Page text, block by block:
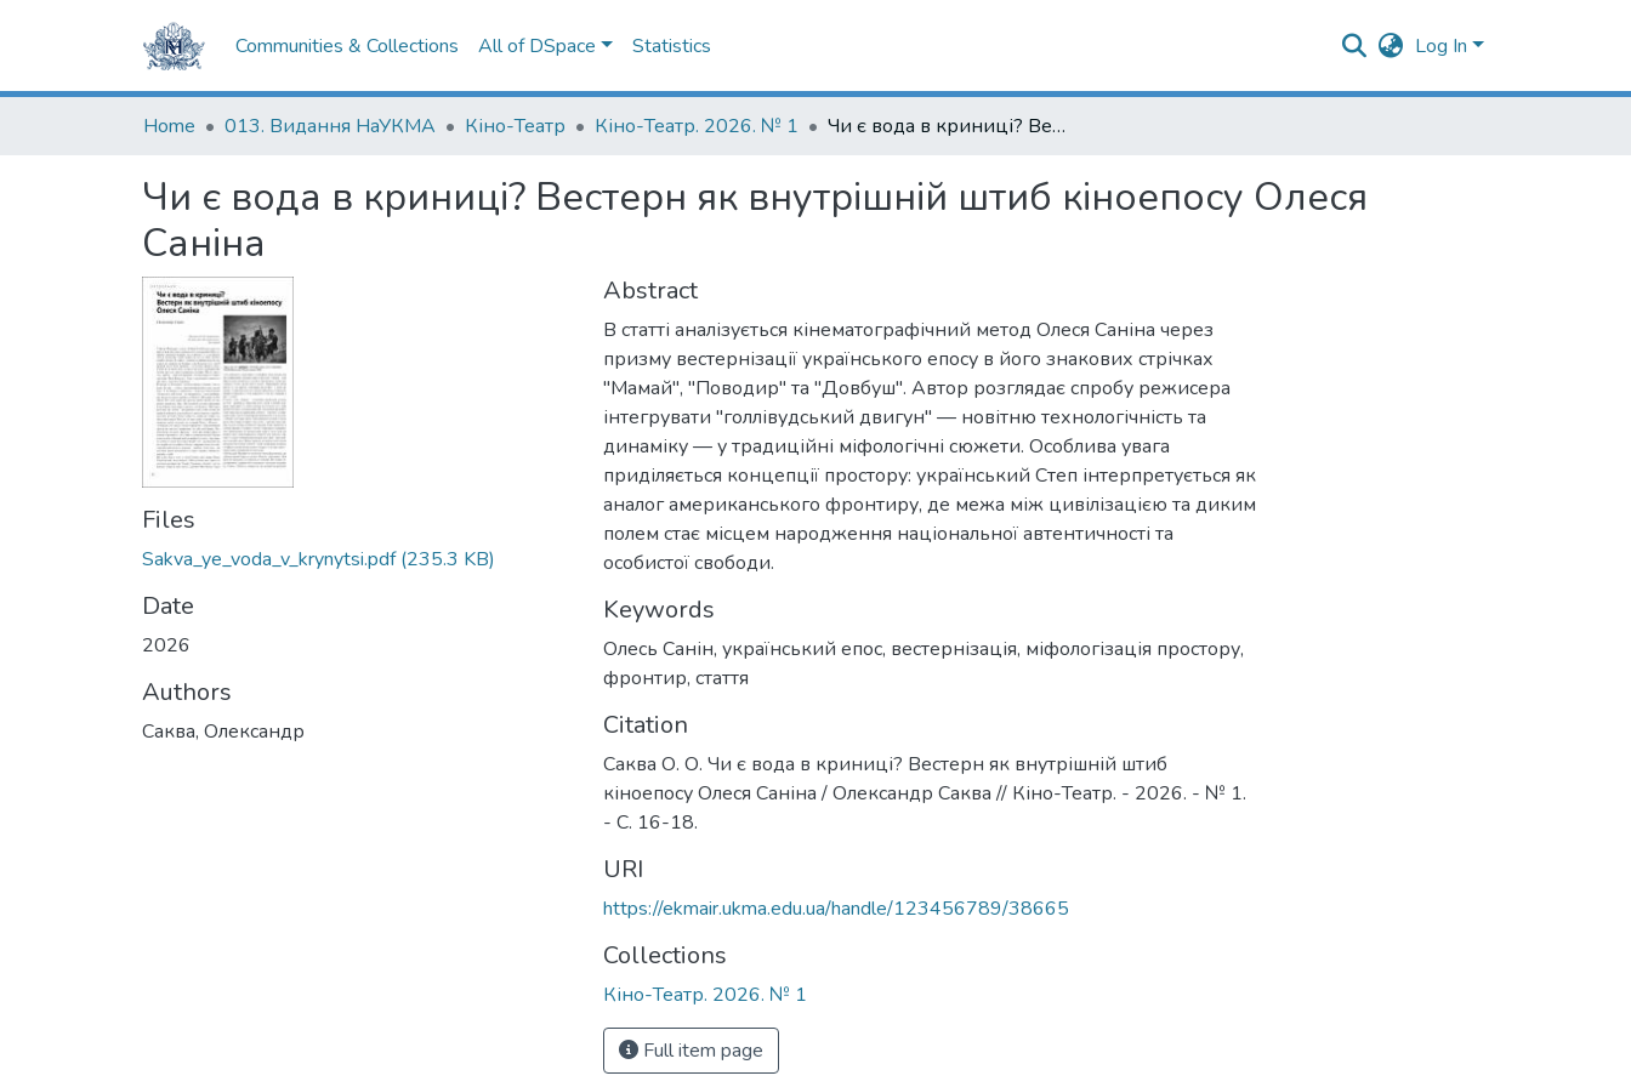
Communities & Collections All of DSpace Statistics Log In
Home 013. Видання НаУКМА Кіно-Театр Кіно-Театр. 2026. № 1 Чи є вода в криниці? Вестерн як внутрішній штиб кіноепосу Олеся Саніна
Чи є вода в криниці? Вестерн як внутрішній штиб кіноепосу Олеся
Саніна
Files
Sakva_ye_voda_v_krynytsi.pdf(235.3 KB)
Date
2026
Authors
Саква, Олександр
Abstract
В статті аналізується кінематографічний метод Олеся Саніна через
призму вестернізації українського епосу в його знакових стрічках
"Мамай", "Поводир" та "Довбуш". Автор розглядає спробу режисера
інтегрувати "голлівудський двигун" — новітню технологічність та
динаміку — у традиційні міфологічні сюжети. Особлива увага
приділяється концепції простору: український Степ інтерпретується як
аналог американського фронтиру, де межа між цивілізацією та диким
полем стає місцем народження національної автентичності та
особистої свободи.
Keywords
Олесь Санін, український епос, вестернізація, міфологізація простору,
фронтир, стаття
Citation
Саква О. О. Чи є вода в криниці? Вестерн як внутрішній штиб
кіноепосу Олеся Саніна / Олександр Саква // Кіно-Театр. - 2026. - № 1.
- C. 16-18.
URI
https://ekmair.ukma.edu.ua/handle/123456789/38665
Collections
Кіно-Театр. 2026. № 1
Full item page